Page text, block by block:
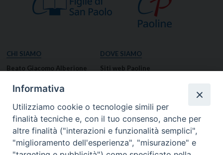
CHI SIAMO
Beato Giacomo Alberione
Missione Paolina
Luoghi delle Origini
Governo Generale
DOVE SIAMO
Siti web Paoline
Notizie dal governo generale
Notizie in breve
RISORSE
Informativa
Utilizziamo cookie o tecnologie simili per
finalità tecniche e, con il tuo consenso, anche per
altre finalità ("interazioni e funzionalità semplici",
"miglioramento dell'esperienza", "misurazione" e